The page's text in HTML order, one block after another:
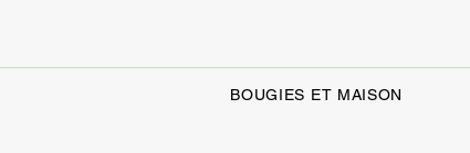
BOUGIES ET MAISON